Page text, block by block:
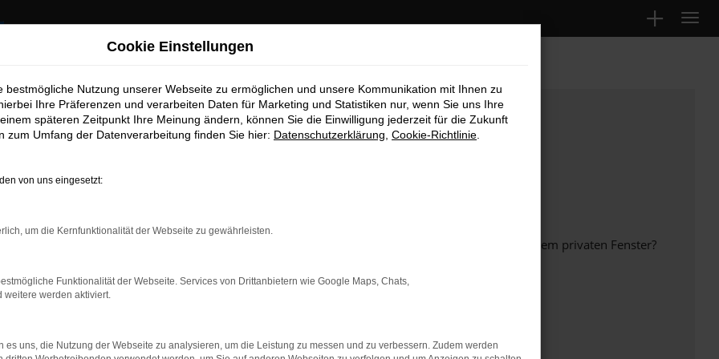
bestimmter Seiten verhindern. Funktioniert die Seite in einem anderen Browser oder in einem privaten Fenster?
beheben.
auf dem neuesten Stand sind.
kann auch dazu führen, dass bestimmte Funktionen nicht mehr unterstützt werden.
Cookie Einstellungen
bestmögliche Nutzung unserer Webseite zu ermöglichen und unsere Kommunikation mit Ihnen zu
Ihre Präferenzen und verarbeiten Daten für Marketing und Statistiken nur, wenn Sie uns Ihre
späteren Zeitpunkt Ihre Meinung ändern, können Sie die Einwilligung jederzeit für die Zukunft
zum Umfang der Datenverarbeitung finden Sie hier: Datenschutzerklärung Cookie-Richtlinie
von uns eingesetzt:
um die Kernfunktionalität der Webseite zu gewährleisten.
Funktionalität der Webseite. Services von Drittanbietern wie Google Maps, Chats,
weitere werden aktiviert.
es uns, die Nutzung der Webseite zu analysieren, um die Leistung zu messen und zu verbessern. Zudem werden